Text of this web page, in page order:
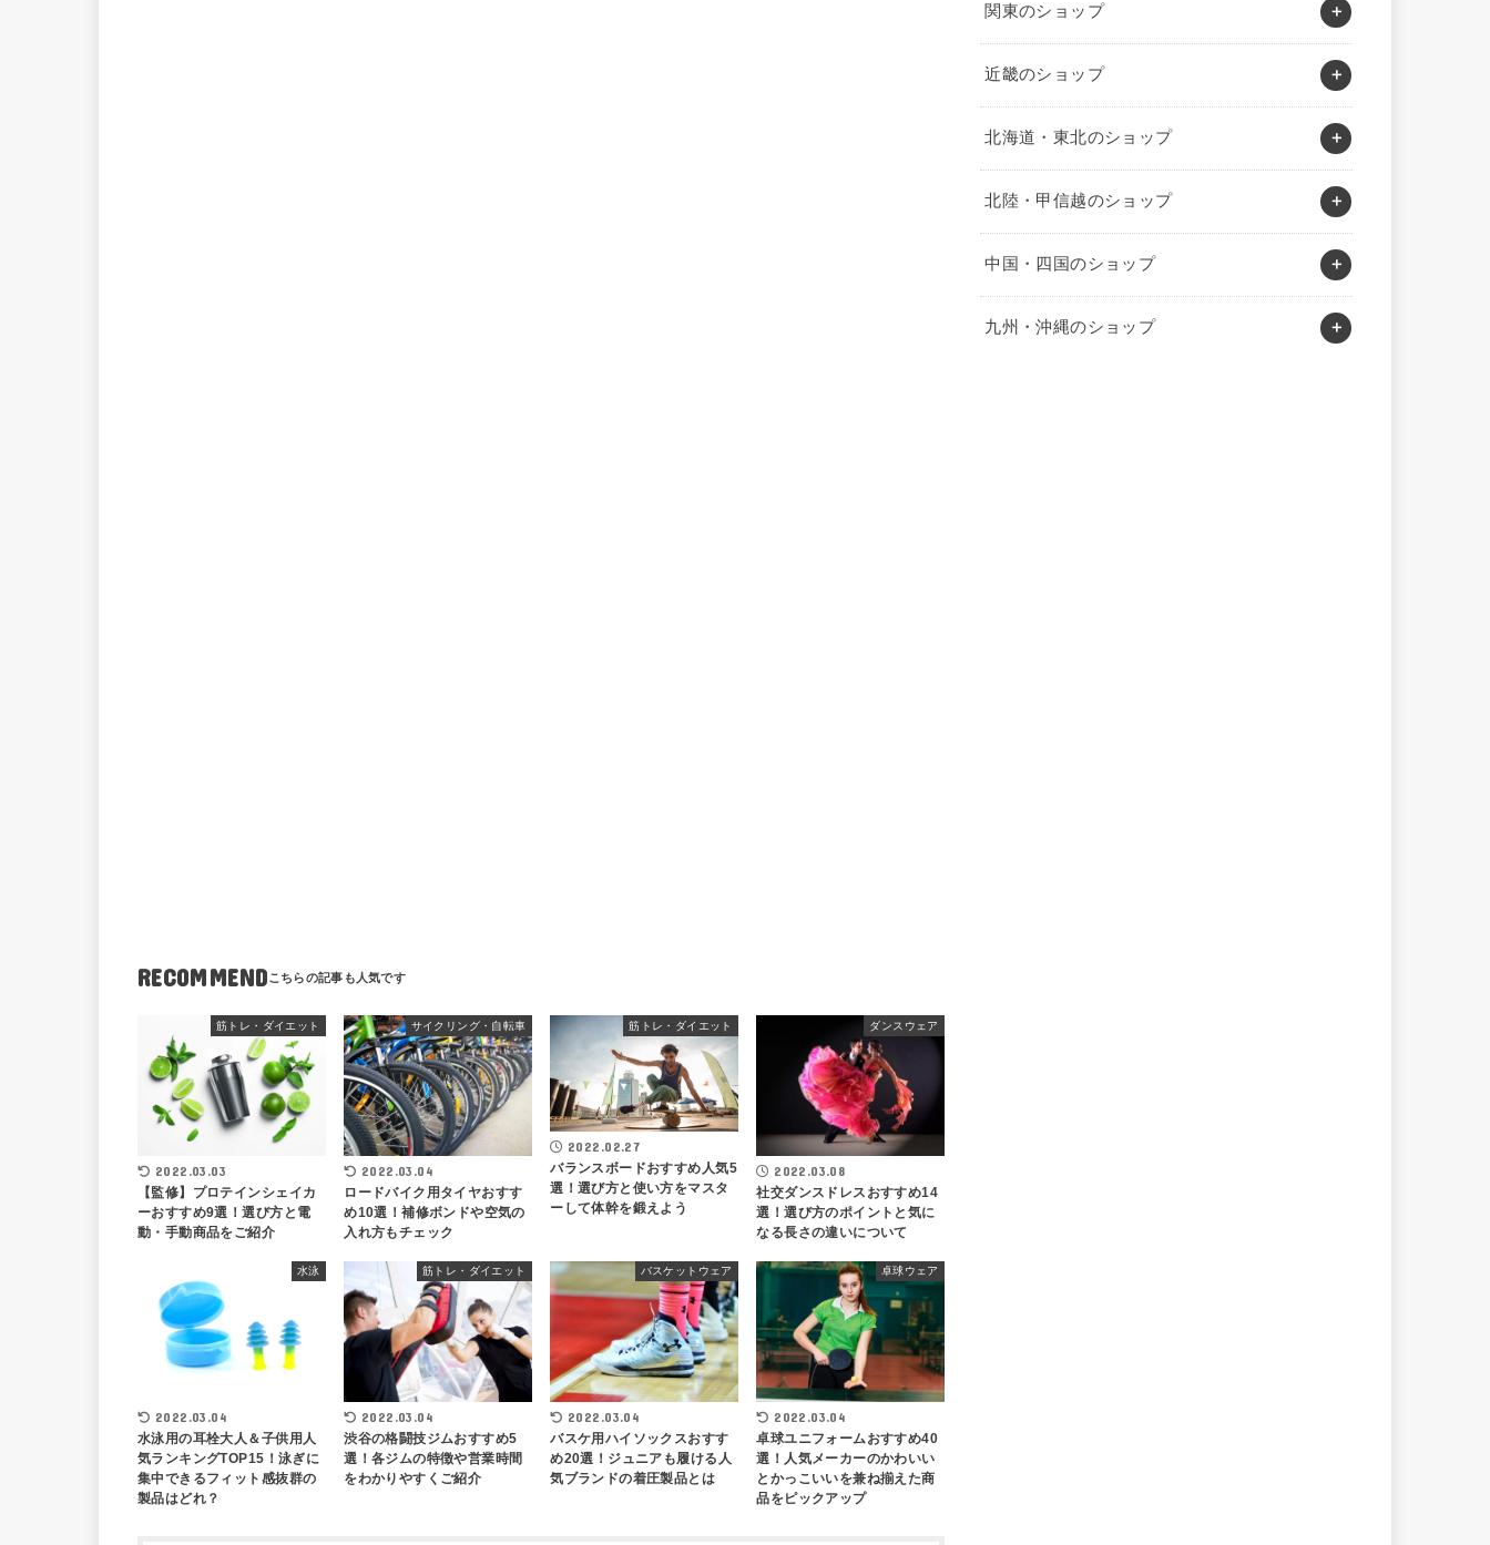
RECOMMEND
筋トレ・ダイエット
2022.03.03
【監修】プロテインシェイカ
ーおすすめ9選！選び方と電
動・手動商品をご紹介
サイクリング・自転車
2022.03.04
ロードバイク用タイヤおすす
め10選！補修ボンドや空気の
入れ方もチェック
筋トレ・ダイエット
2022.02.27
バランスボードおすすめ人気5
選！選び方と使い方をマスタ
ーして体幹を鍛えよう
ダンスウェア
2022.03.08
社交ダンスドレスおすすめ14
選！選び方のポイントと気に
なる長さの違いについて
水泳
2022.03.04
水泳用の耳栓大人＆子供用人
気ランキングTOP15！泳ぎに
集中できるフィット感抜群の
製品はどれ？
筋トレ・ダイエット
2022.03.04
渋谷の格闘技ジムおすすめ5
選！各ジムの特徴や営業時間
をわかりやすくご紹介
バスケットウェア
2022.03.04
バスケ用ハイソックスおすす
め20選！ジュニアも履ける人
気ブランドの着圧製品とは
卓球ウェア
2022.03.04
卓球ユニフォームおすすめ40
選！人気メーカーのかわいい
とかっこいいを兼ね揃えた商
品をピックアップ
関東のショップ
近畿のショップ
北海道・東北のショップ
北陸・甲信越のショップ
中国・四国のショップ
九州・沖縄のショップ